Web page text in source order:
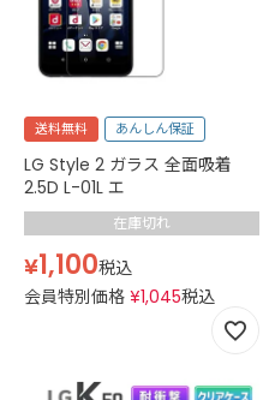
送料無料 あんしん保証
LG Style 2 ガラス 全面吸着
2.5D L-01L エ
在庫切れ
¥1,100税込
会員特別価格 ¥1,045税込